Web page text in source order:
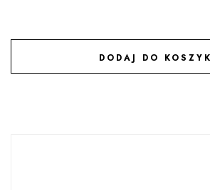
DODAJ DO
DODAJ DO